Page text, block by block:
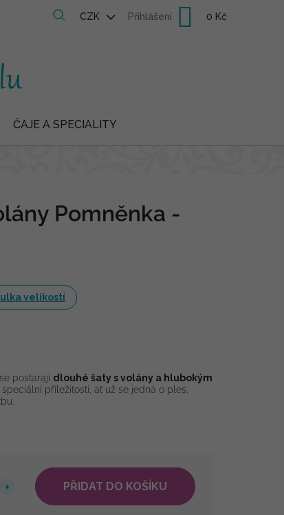
CZK Přihlášení
Nákupní
ČAJE A SPECIALITY
Pomněnka -
PŘIDAT DO KOŠÍKU
velikostí
postarají dlouhé šaty s volány a hlubokým
příležitosti, ať už se jedná o ples,